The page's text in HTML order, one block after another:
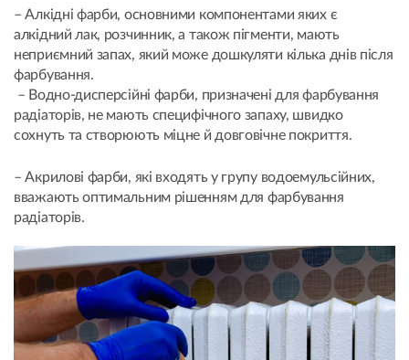
– Алкідні фарби, основними компонентами яких є
алкідний лак, розчинник, а також пігменти, мають
неприємний запах, який може дошкуляти кілька днів після
фарбування.
– Водно-дисперсійні фарби, призначені для фарбування
радіаторів, не мають специфічного запаху, швидко
сохнуть та створюють міцне й довговічне покриття.
– Акрилові фарби, які входять у групу водоемульсійних,
вважають оптимальним рішенням для фарбування
радіаторів.